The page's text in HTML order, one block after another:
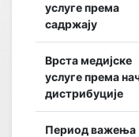
услуге према
садржају
Врста медијске
услуге према
дистрибуције
Период важења